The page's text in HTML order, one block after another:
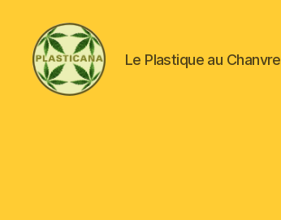
Le Plastique au Chanvre